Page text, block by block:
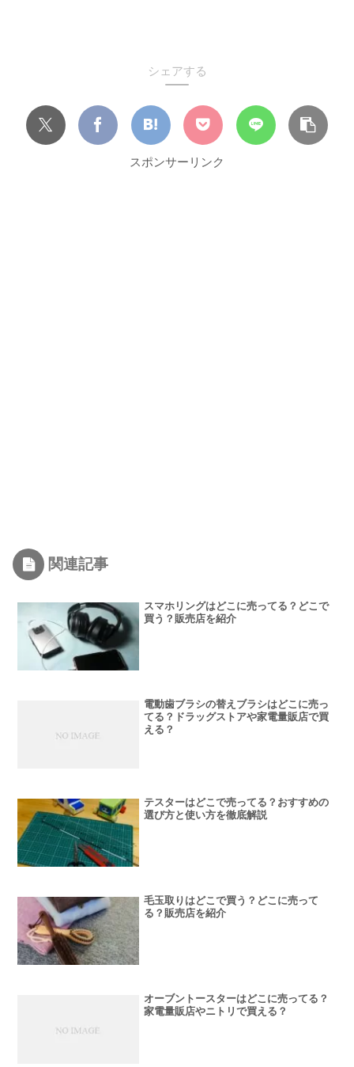
シェアする
スポンサーリンク
関連記事
スマホリングはどこに売ってる？どこで
買う？販売店を紹介
電動歯ブラシの替えブラシはどこに売っ
てる？ドラッグストアや家電量販店で買
える？
テスターはどこで売ってる？おすすめの
選び方と使い方を徹底解説
毛玉取りはどこで買う？どこに売って
る？販売店を紹介
オーブントースターはどこに売ってる？
家電量販店やニトリで買える？